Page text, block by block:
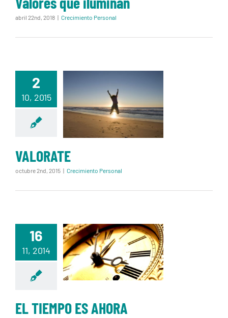
abril 22nd, 2018 | Crecimiento Personal
2
10, 2015
VALORATE
VALORATE
octubre 2nd, 2015 | Crecimiento Personal
16
11, 2014
EL TIEMPO ES
AHORA
EL TIEMPO ES AHORA